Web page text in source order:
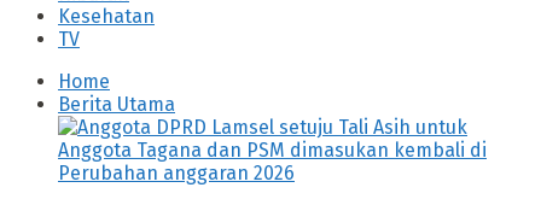
Kesehatan
TV
Home
Berita Utama